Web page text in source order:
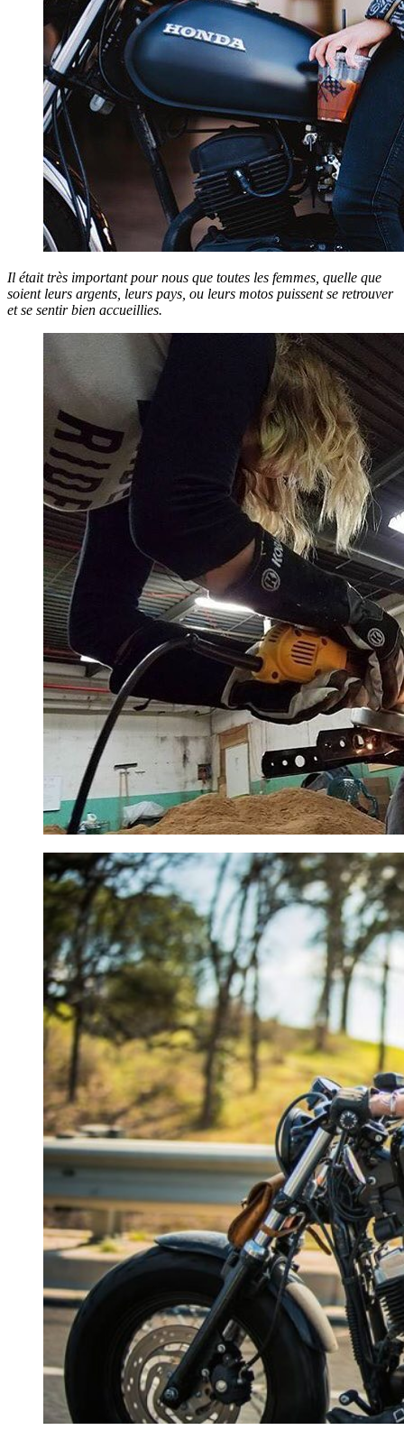
Il était très important pour nous que toutes les femmes, quelle que
soient leurs argents, leurs pays, ou leurs motos puissent se retrouver
et se sentir bien accueillies.